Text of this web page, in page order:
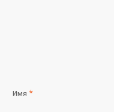
Имя *